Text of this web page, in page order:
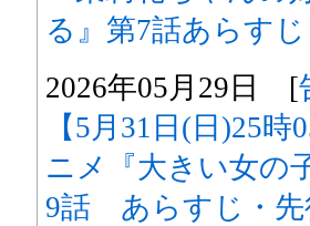
る』第7話あらす
2026年05月29日 [
【5月31日(日)25
ニメ『大きい女の
9話 あらすじ・先